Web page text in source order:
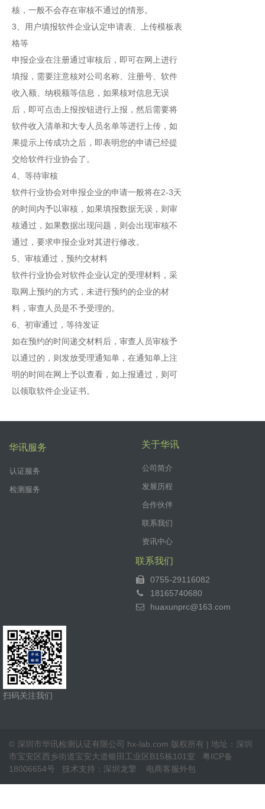
核，一般不会存在审核不通过的情形。
3、用户填报软件企业认定申请表、上传模板表
格等
申报企业在注册通过审核后，即可在网上进行
填报，需要注意核对公司名称、注册号、软件
收入额、纳税额等信息，如果核对信息无误
后，即可点击上报按钮进行上报，然后需要将
软件收入清单和大专人员名单等进行上传，如
果提示上传成功之后，即表明您的申请已经提
交给软件行业协会了。
4、等待审核
软件行业协会对申报企业的申请一般将在2-3天
的时间内予以审核，如果填报数据无误，则审
核通过，如果数据出现问题，则会出现审核不
通过，要求申报企业对其进行修改。
5、审核通过，预约交材料
软件行业协会对软件企业认定的受理材料，采
取网上预约的方式，未进行预约的企业的材
料，审查人员是不予受理的。
6、初审通过，等待发证
如在预约的时间递交材料后，审查人员审核予
以通过的，则发放受理通知单，在通知单上注
明的时间在网上予以查看，如上报通过，则可
以领取软件企业证书。
华讯服务
认证服务
检测服务
关于华讯
公司简介
发展历程
合作伙伴
联系我们
资讯中心
联系我们
0755-29116082
18165740680
huaxunprc@163.com
扫码关注我们
© 深圳市华讯检测认证有限公司 hx-lab.com 版权所有 | 地址：深圳
市宝安区西乡街道宝安大道银田工业区B15栋101室
粤ICP备
18006654号 技术支持： 深圳龙擎 电商客服外包